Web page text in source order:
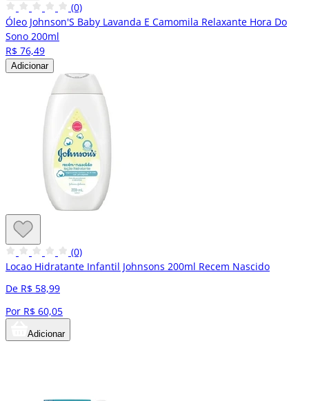
(0)
Óleo Johnson'S Baby Lavanda E Camomila Relaxante Hora Do
Sono 200ml
R$ 76,49
Adicionar
(0)
Locao Hidratante Infantil Johnsons 200ml Recem Nascido
De R$ 58,99
Por R$ 60,05
Adicionar